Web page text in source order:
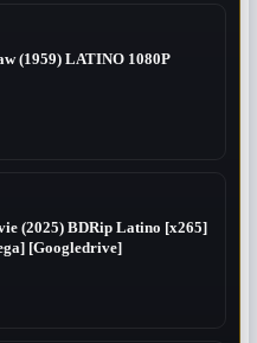
(1959) LATINO 1080P
(2025) BDRip Latino [x265]
[Googledrive]